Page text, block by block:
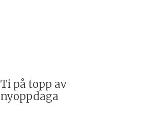
Ti på topp av
nyoppdaga